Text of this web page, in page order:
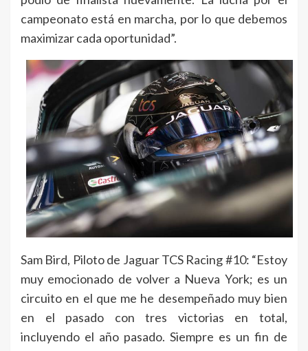
campeonato está en marcha, por lo que debemos
maximizar cada oportunidad”.
Sam Bird, Piloto de Jaguar TCS Racing #10: “Estoy
muy emocionado de volver a Nueva York; es un
circuito en el que me he desempeñado muy bien
en el pasado con tres victorias en total,
incluyendo el año pasado. Siempre es un fin de